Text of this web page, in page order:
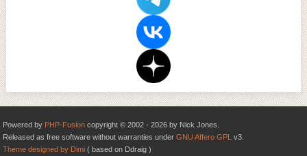
Powered by PHP-Fusion copyright © 2002 - 2026 by Nick Jones.
Released as free software without warranties under GNU Affero GPL v3.
Theme designed by Dimi ( based on Ddraig )